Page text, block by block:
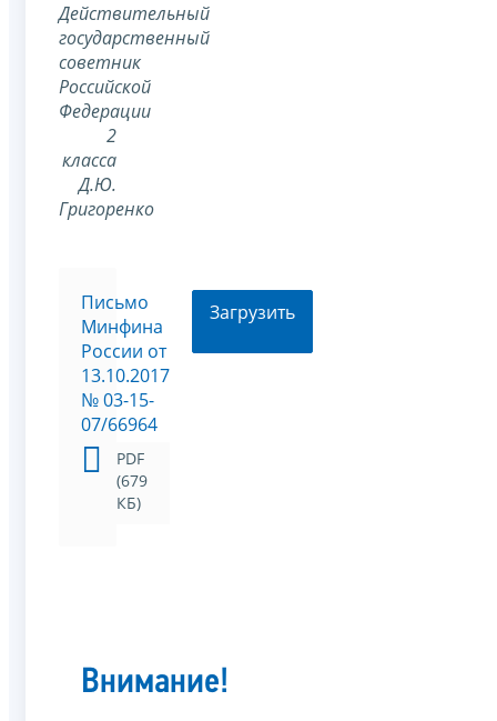
Действительный
государственный
советник
Российской
Федерации
2
класса
Д.Ю.
Григоренко
Письмо
Минфина
России от
13.10.2017
№ 03-15-
07/66964
PDF
(679
КБ)
Загрузить
Внимание!